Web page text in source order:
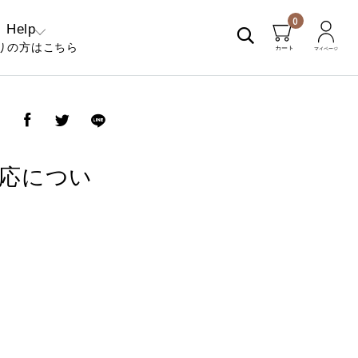
Help
の方はこちら
い合わせ
0
につい